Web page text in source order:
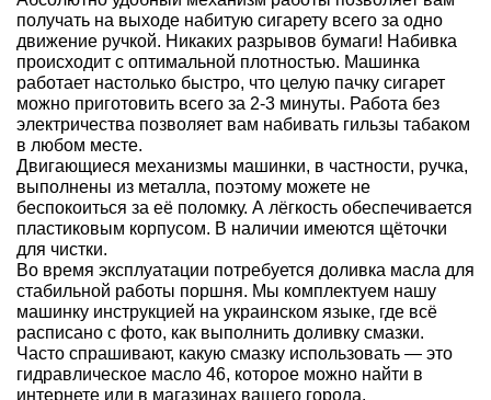
получать на выходе набитую сигарету всего за одно
движение ручкой. Никаких разрывов бумаги! Набивка
происходит с оптимальной плотностью. Машинка
работает настолько быстро, что целую пачку сигарет
можно приготовить всего за 2-3 минуты. Работа без
электричества позволяет вам набивать гильзы табаком
в любом месте.
Двигающиеся механизмы машинки, в частности, ручка,
выполнены из металла, поэтому можете не
беспокоиться за её поломку. А лёгкость обеспечивается
пластиковым корпусом. В наличии имеются щёточки
для чистки.
Во время эксплуатации потребуется доливка масла для
стабильной работы поршня. Мы комплектуем нашу
машинку инструкцией на украинском языке, где всё
расписано с фото, как выполнить доливку смазки.
Часто спрашивают, какую смазку использовать — это
гидравлическое масло 46, которое можно найти в
интернете или в магазинах вашего города.